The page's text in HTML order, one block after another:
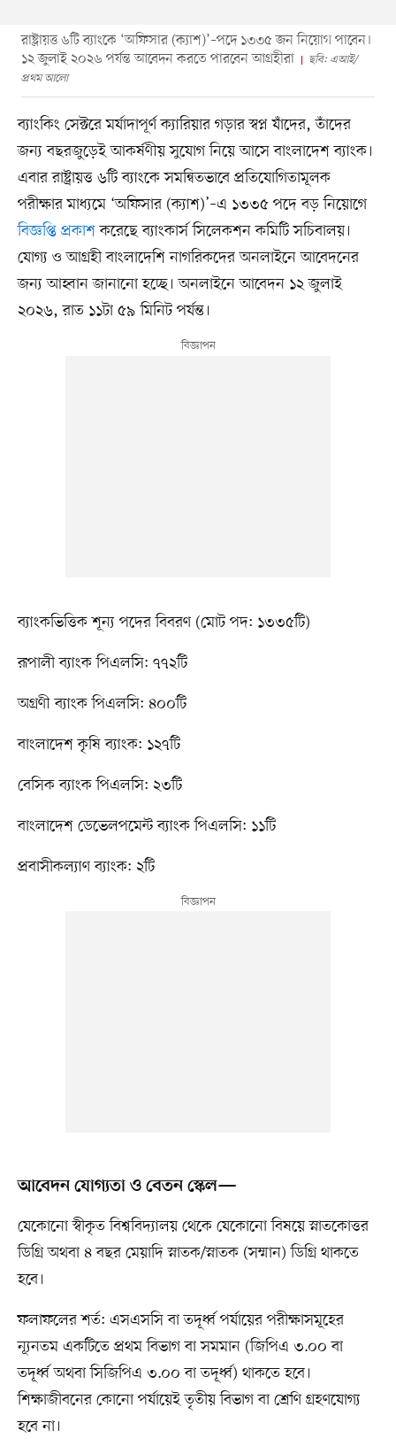
রাষ্ট্রায়ত্ত ৬টি ব্যাংকে ‘অফিসার (ক্যাশ)’–পদে ১৩৩৫ জন নিয়োগ পাবেন।
১২ জুলাই ২০২৬ পর্যন্ত আবেদন করতে পারবেন আগ্রহীরা
ছবি: এআই/
প্রথম আলো
ব্যাংকিং সেক্টরে মর্যাদাপূর্ণ ক্যারিয়ার গড়ার স্বপ্ন যাঁদের, তাঁদের
জন্য বছরজুড়েই আকর্ষণীয় সুযোগ নিয়ে আসে বাংলাদেশ ব্যাংক।
এবার রাষ্ট্রায়ত্ত ৬টি ব্যাংকে সমন্বিতভাবে প্রতিযোগিতামূলক
পরীক্ষার মাধ্যমে ‘অফিসার (ক্যাশ)’–এ ১৩৩৫ পদে বড় নিয়োগে
বিজ্ঞপ্তি প্রকাশকরেছে ব্যাংকার্স সিলেকশন কমিটি সচিবালয়।
যোগ্য ও আগ্রহী বাংলাদেশি নাগরিকদের অনলাইনে আবেদনের
জন্য আহ্বান জানানো হচ্ছে। অনলাইনে আবেদন ১২ জুলাই
২০২৬, রাত ১১টা ৫৯ মিনিট পর্যন্ত।
ব্যাংকভিত্তিক শূন্য পদের বিবরণ (মোট পদ: ১৩৩৫টি)
রূপালী ব্যাংক পিএলসি: ৭৭২টি
অগ্রণী ব্যাংক পিএলসি: ৪০০টি
বাংলাদেশ কৃষি ব্যাংক: ১২৭টি
বেসিক ব্যাংক পিএলসি: ২৩টি
বাংলাদেশ ডেভেলপমেন্ট ব্যাংক পিএলসি: ১১টি
প্রবাসীকল্যাণ ব্যাংক: ২টি
আবেদন যোগ্যতা ও বেতন স্কেল—
যেকোনো স্বীকৃত বিশ্ববিদ্যালয় থেকে যেকোনো বিষয়ে স্নাতকোত্তর
ডিগ্রি অথবা ৪ বছর মেয়াদি স্নাতক/স্নাতক (সম্মান) ডিগ্রি থাকতে
হবে।
ফলাফলের শর্ত: এসএসসি বা তদূর্ধ্ব পর্যায়ের পরীক্ষাসমূহের
ন্যূনতম একটিতে প্রথম বিভাগ বা সমমান (জিপিএ ৩.০০ বা
তদূর্ধ্ব অথবা সিজিপিএ ৩.০০ বা তদূর্ধ্ব) থাকতে হবে।
শিক্ষাজীবনের কোনো পর্যায়েই তৃতীয় বিভাগ বা শ্রেণি গ্রহণযোগ্য
হবে না।